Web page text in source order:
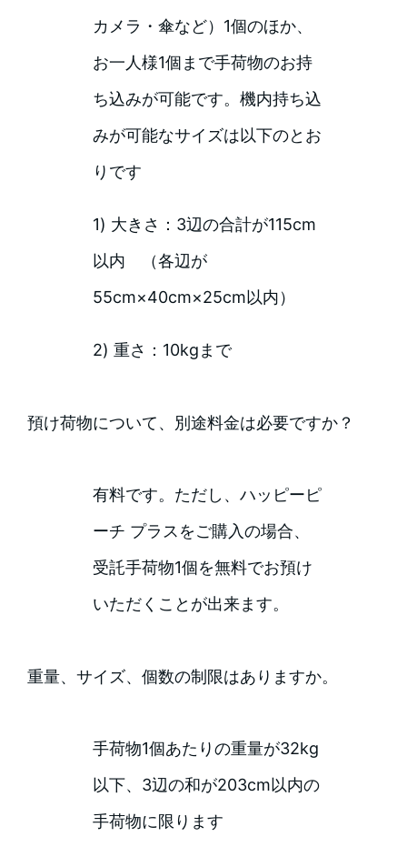
カメラ・傘など）1個のほか、
お一人様1個まで手荷物のお持
ち込みが可能です。機内持ち込
みが可能なサイズは以下のとお
りです
1) 大きさ：3辺の合計が115cm
以内 （各辺が
55cm×40cm×25cm以内）
2) 重さ：10kgまで
預け荷物について、別途料金は必要ですか？
有料です。ただし、ハッピーピ
ーチ プラスをご購入の場合、
受託手荷物1個を無料でお預け
いただくことが出来ます。
重量、サイズ、個数の制限はありますか。
手荷物1個あたりの重量が32kg
以下、3辺の和が203cm以内の
手荷物に限ります